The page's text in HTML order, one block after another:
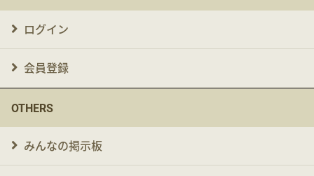
ログイン
会員登録
OTHERS
みんなの掲示板